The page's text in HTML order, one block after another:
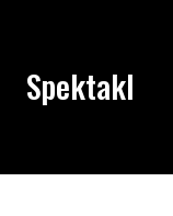
Spektakl